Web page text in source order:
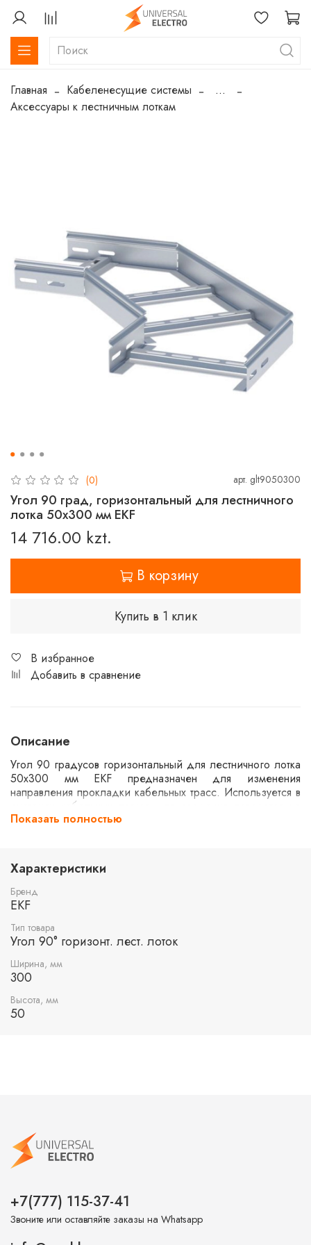
Главная Кабеленесущие системы
...
Аксессуары к лестничным лоткам
(0) арт. glt9050300
Угол 90 град, горизонтальный для лестничного
лотка 50x300 мм EKF
14 716.00 kzt.
В корзину
Купить в 1 клик
В избранное
Добавить в сравнение
Описание
Угол 90 градусов горизонтальный для лестничного лотка
50x300 мм EKF предназначен для изменения
направления прокладки кабельных трасс. Используется в
системах кабельных лотков для создания поворотов на
90 градусов. Изготовлен из прочных материалов,
коммерческих объектах для организации кабельных
систем.
Показать полностью
Характеристики
Бренд
EKF
Тип товара
Угол 90° горизонт. лест. лоток
Ширина, мм
300
Высота, мм
50
+7(777) 115-37-41
Звоните или оставляйте заказы на Whatsapp